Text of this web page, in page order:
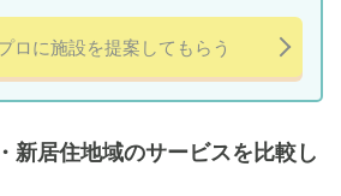
ロに施設を提案してもらう
新居住地域のサービスを比較し